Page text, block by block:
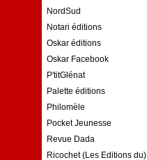
NordSud
Notari éditions
Oskar éditions
Oskar Facebook
P'titGlénat
Palette éditions
Philomèle
Pocket Jeunesse
Revue Dada
Ricochet (Les Editions du)